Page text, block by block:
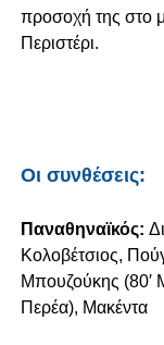
προσοχή της στο
Περιστέρι.
Οι συνθέσεις:
Παναθηναϊκός:
Κολοβέτσιος,
Μπουζούκης (80′
Περέα), Μακέντα